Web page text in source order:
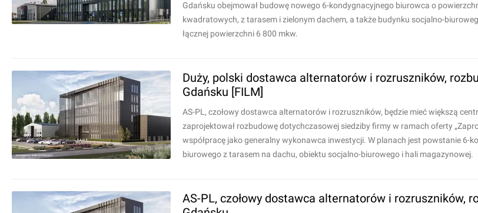
Gdańsku obejmował budowę nowego 6-kondygnacyjnego biurowca o
kwadratowych, z tarasem i zielonym dachem, a także budynku socjalno-
łącznej powierzchni 6 800 mkw.
Duży, polski dostawca alternatorów i rozruszników,
Gdańsku [FILM]
AS-PL, czołowy dostawca alternatorów i rozruszników, będzie mieć większą
zaprojektował rozbudowę dotychczasowej siedziby firmy w ramach oferty
współpracę jako generalny wykonawca inwestycji. W planach jest powstanie 6-
biurowego z tarasem na dachu, obiektu socjalno-biurowego i hali magazynowej.
AS-PL, czołowy dostawca alternatorów i rozruszników,